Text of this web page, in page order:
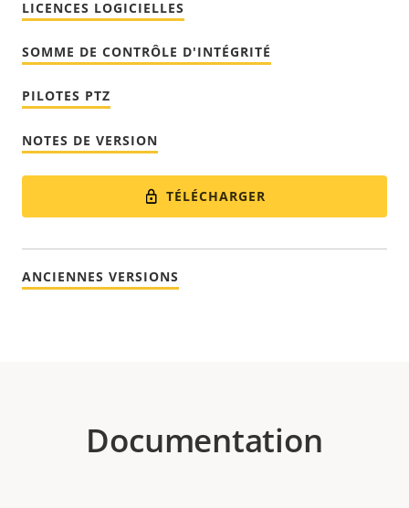
LICENCES LOGICIELLES
SOMME DE CONTRÔLE D'INTÉGRITÉ
PILOTES PTZ
NOTES DE VERSION
TÉLÉCHARGER
ANCIENNES VERSIONS
Documentation